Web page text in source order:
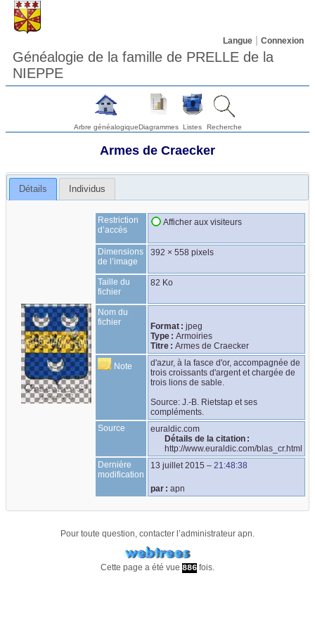
Langue Connexion
Généalogie de la famille de PRELLE de la
NIEPPE
Arbre généalogiqueDiagrammes Listes Recherche
Armes de Craecker
Détails Individus
Restriction
d’accès
Afficher aux visiteurs
Dimensions
de l’image
392 × 558 pixels
Taille du
fichier
82 Ko
Nom du
fichier
Format : jpeg
Type : Armoiries
Titre : Armes de Craecker
Note
d'azur, à la fasce d'or, accompagnée de
trois croissants d'argent et chargée de
trois lions de sable.
Source: J.-B. Rietstap et ses
compléments.
Source
euraldic.com
Détails de la citation :
http://www.euraldic.com/blas_cr.html
Dernière
modification
13 juillet 2015 –21:48:38
par : apn
Pour toute question, contacter l’administrateur apn.
Cette page a été vue 886 fois.